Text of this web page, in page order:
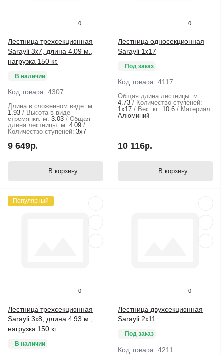
0
Лестница трехсекционная
Sarayli 3х7, длина 4.09 м.,
нагрузка 150 кг.
В наличии
Код товара: 4307
Длина в сложенном виде. м:
1.93
Высота в виде
стремянки. м: 3.03
Общая
длина лестницы. м: 4.09
Количество ступеней: 3х7
9 649р.
В корзину
0
Лестница односекционная
Sarayli 1х17
Под заказ
Код товара: 4117
Общая длина лестницы. м:
4.73
Количество ступеней:
1х17
Вес. кг: 10.6
Материал:
Алюминий
10 116р.
В корзину
Популярный
0
Лестница трехсекционная
Sarayli 3х8, длина 4.93 м.,
нагрузка 150 кг.
В наличии
0
Лестница двухсекционная
Sarayli 2х11
Под заказ
Код товара: 4211